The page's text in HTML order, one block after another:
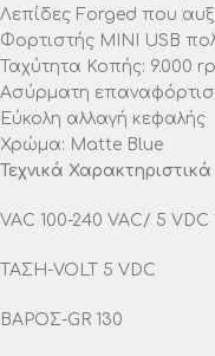
Λεπίδες Forged που
Φορτιστής ΜINI USB
Ταχύτητα Κοπής: 9.000
Ασύρματη
Εύκολη αλλαγή κεφαλής
Χρώμα: Matte Blue
Τεχνικά Χαρακτηριστικά
VAC 100-240 VAC/ 5 VDC
ΤΑΣΗ-VOLT 5 VDC
ΒΑΡΟΣ-GR 130